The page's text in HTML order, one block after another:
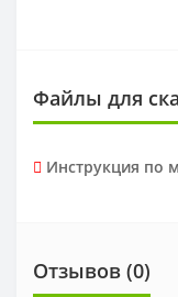
Файлы для
Инструкция по
Отзывов (0)